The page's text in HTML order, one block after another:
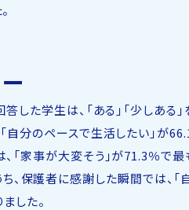
した学生は、「ある」「少しある
自分のペースで生活したい」が
「家事が大変そう」が71.3％で最
、保護者に感謝した瞬間では、
した。